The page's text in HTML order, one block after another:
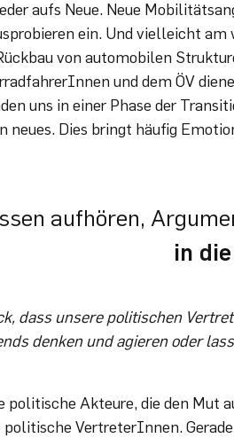
aufs Neue. Neue
ein. Und vielleicht
von automobilen
und dem ÖV
uns in einer Phase der
neues. Dies bringt häufig
aufhören,
in
dass unsere politischen
denken und agieren oder
politische Akteure, die den Mut
VertreterInnen.